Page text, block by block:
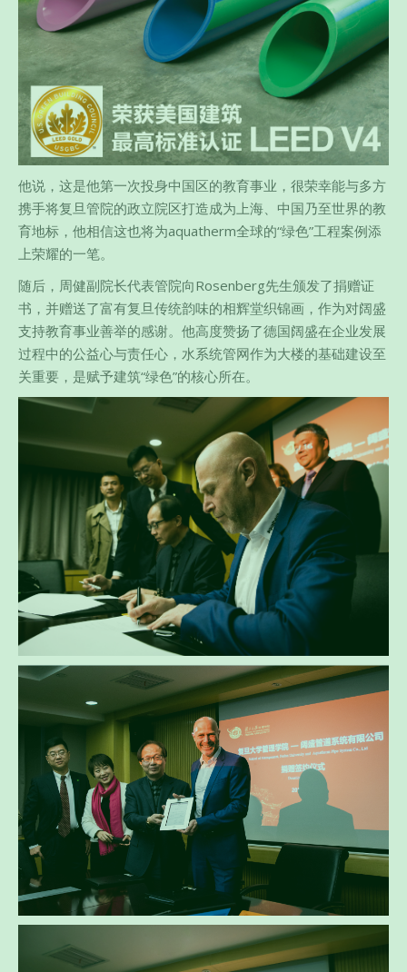
他说，这是他第一次投身中国区的教育事业，很荣幸能与多方
携手将复旦管院的政立院区打造成为上海、中国乃至世界的教
育地标，他相信这也将为aquatherm全球的“绿色”工程案例添
上荣耀的一笔。
随后，周健副院长代表管院向Rosenberg先生颁发了捐赠证
书，并赠送了富有复旦传统韵味的相辉堂织锦画，作为对阔盛
支持教育事业善举的感谢。他高度赞扬了德国阔盛在企业发展
过程中的公益心与责任心，水系统管网作为大楼的基础建设至
关重要，是赋予建筑“绿色”的核心所在。